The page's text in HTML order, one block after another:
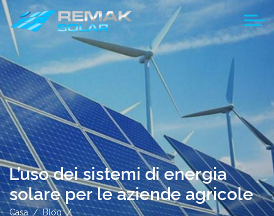
L’uso dei sistemi di energia
solare per le aziende agricole
Casa
Blog